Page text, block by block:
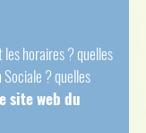
horaires ? quelles
? quelles
site web du